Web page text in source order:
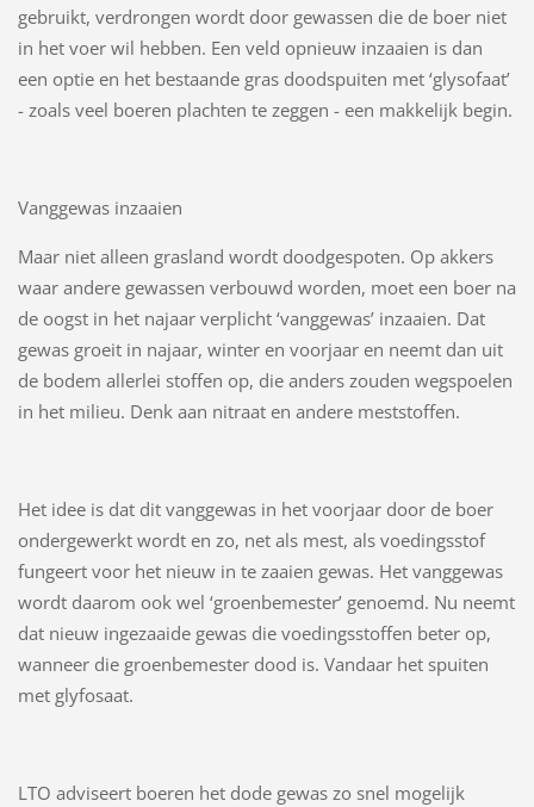
gebruikt, verdrongen wordt door gewassen die de boer niet
in het voer wil hebben. Een veld opnieuw inzaaien is dan
een optie en het bestaande gras doodspuiten met ‘glysofaat’
- zoals veel boeren plachten te zeggen - een makkelijk begin.
Vanggewas inzaaien
Maar niet alleen grasland wordt doodgespoten. Op akkers
waar andere gewassen verbouwd worden, moet een boer na
de oogst in het najaar verplicht ‘vanggewas’ inzaaien. Dat
gewas groeit in najaar, winter en voorjaar en neemt dan uit
de bodem allerlei stoffen op, die anders zouden wegspoelen
in het milieu. Denk aan nitraat en andere meststoffen.
Het idee is dat dit vanggewas in het voorjaar door de boer
ondergewerkt wordt en zo, net als mest, als voedingsstof
fungeert voor het nieuw in te zaaien gewas. Het vanggewas
wordt daarom ook wel ‘groenbemester’ genoemd. Nu neemt
dat nieuw ingezaaide gewas die voedingsstoffen beter op,
wanneer die groenbemester dood is. Vandaar het spuiten
met glyfosaat.
LTO adviseert boeren het dode gewas zo snel mogelijk